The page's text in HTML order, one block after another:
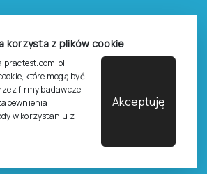
korzysta z plików cookie
practest.com.pl
które mogą być
firmy badawcze i
w korzystaniu z
Akceptuję
i książek
testów